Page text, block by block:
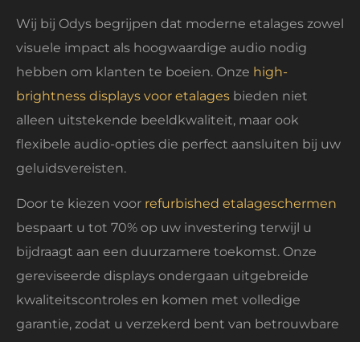
Wij bij Odys begrijpen dat moderne etalages zowel
visuele impact als hoogwaardige audio nodig
hebben om klanten te boeien. Onze high-
brightness displays voor etalages bieden niet
alleen uitstekende beeldkwaliteit, maar ook
flexibele audio-opties die perfect aansluiten bij uw
geluidsvereisten.
Door te kiezen voor refurbished etalageschermen
bespaart u tot 70% op uw investering terwijl u
bijdraagt aan een duurzamere toekomst. Onze
gereviseerde displays ondergaan uitgebreide
kwaliteitscontroles en komen met volledige
garantie, zodat u verzekerd bent van betrouwbare